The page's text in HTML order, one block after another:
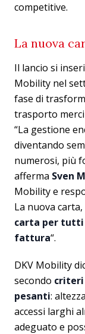
competitive.
La nuova
Il lancio si
Mobility nel
fase di
trasporto
“La gestione
diventando
numerosi, più
afferma Sven
Mobility e
La nuova
carta per tutti
fattura“.
DKV Mobility
secondo criteri
pesanti:
accessi larghi
adeguato e